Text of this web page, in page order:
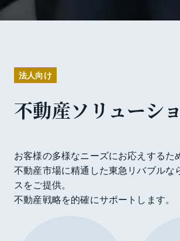
法人向け
不動産ソリューシ
お客様の多様なニーズにお応えするた
不動産市場に精通した東急リバブルな
スをご提供。
不動産戦略を的確にサポートします。